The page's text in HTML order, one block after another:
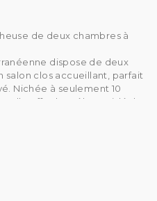
de deux chambres à
dispose de deux
salon clos accueillant, parfait
Nichée à seulement 10
elle offre le mélange idéal
sereine de la villa et des